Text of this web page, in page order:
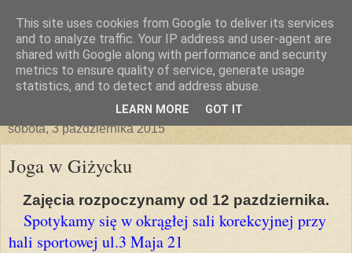
sobota, 3 października 2015
Joga w Giżycku
Zajęcia rozpoczynamy od 12 pazdziernika.
Spotykamy się w okrągłej sali korekcyjnej przy
hali sportowej ul.3 Maja 21
This site uses cookies from Google to deliver its services
and to analyze traffic. Your IP address and user-agent are
shared with Google along with performance and security
metrics to ensure quality of service, generate usage
statistics, and to detect and address abuse.
LEARN MORE GOT IT